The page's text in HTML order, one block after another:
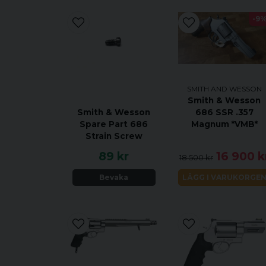
Smith & Wesson
Spare Part 686
Strain Screw
89 kr
Bevaka
SMITH AND WESSON
Smith & Wesson
686 SSR .357
Magnum *VMB*
18 500 kr 16 900
LÄGG I VARUKORGEN
-9%